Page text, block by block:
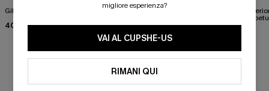
Gilet bianco Wrap It Up
40,00 €
Maglia bianca in maglia
43,00 €
Parte
marrone
RECENSIONI DEI CLIENTI
migliore esperienza?
VAI AL CUPSHE-US
RIMANI QUI